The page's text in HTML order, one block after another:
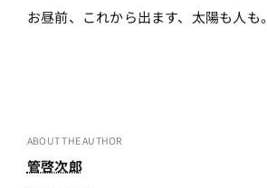
お昼前、これから出ます、太陽も人も。
ABOUT THE AUTHOR
管啓次郎